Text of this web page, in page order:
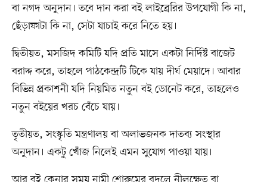
বা নগদ অনুদান। তবে দান করা বই লাইব্রেরির উপযোগী কি না,
ছেঁড়াফাটা কি না, সেটা যাচাই করে নিতে হয়।
দ্বিতীয়ত, মসজিদ কমিটি যদি প্রতি মাসে একটা নির্দিষ্ট বাজেট
বরাদ্দ করে, তাহলে পাঠকেন্দ্রটি টিকে যায় দীর্ঘ মেয়াদে। আবার
বিভিন্ন প্রকাশনী যদি নিয়মিত নতুন বই ডোনেট করে, তাহলেও
নতুন বইয়ের খরচ বেঁচে যায়।
তৃতীয়ত, সংস্কৃতি মন্ত্রণালয় বা অলাভজনক দাতব্য সংস্থার
অনুদান। একটু খোঁজ নিলেই এমন সুযোগ পাওয়া যায়।